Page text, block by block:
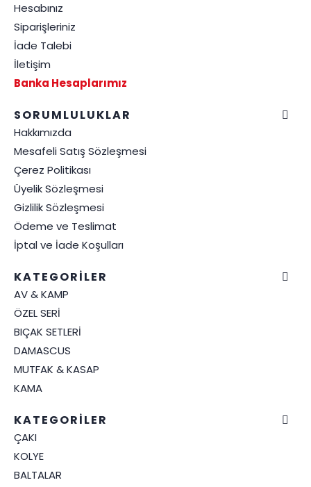
Hesabınız
Siparişleriniz
İade Talebi
İletişim
Banka Hesaplarımız
SORUMLULUKLAR
Hakkımızda
Mesafeli Satış Sözleşmesi
Çerez Politikası
Üyelik Sözleşmesi
Gizlilik Sözleşmesi
Ödeme ve Teslimat
İptal ve İade Koşulları
KATEGORİLER
AV & KAMP
ÖZEL SERİ
BIÇAK SETLERİ
DAMASCUS
MUTFAK & KASAP
KAMA
KATEGORİLER
ÇAKI
KOLYE
BALTALAR